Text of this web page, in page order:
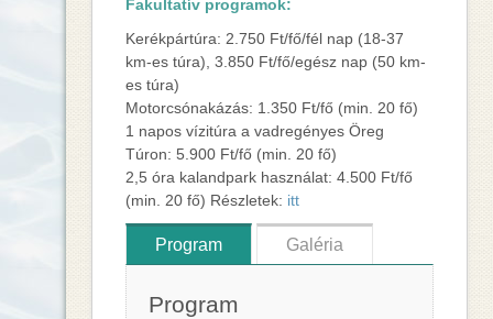
Fakultatív programok:
Kerékpártúra: 2.750 Ft/fő/fél nap (18-37
km-es túra), 3.850 Ft/fő/egész nap (50 km-
es túra)
Motorcsónakázás: 1.350 Ft/fő (min. 20 fő)
1 napos vízitúra a vadregényes Öreg
Túron: 5.900 Ft/fő (min. 20 fő)
2,5 óra kalandpark használat: 4.500 Ft/fő
(min. 20 fő) Részletek: itt
Program Galéria
Program